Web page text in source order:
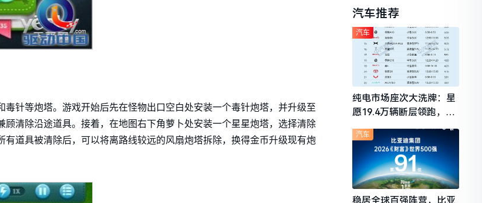
针等炮塔。游戏开始后先在怪物出口空白处安装一个毒针炮塔，并升级至
清除沿途道具。接着，在地图右下角萝卜处安装一个星星炮塔，选择清除
道具被清除后，可以将离路线较远的风扇炮塔拆除，换得金币升级现有炮
守门员
汽车推荐
纯电市场座次大洗牌：星
愿19.4万辆断层领跑，理
想i6成最强黑马
汽车
稳居全球百强阵营，比亚
汽车